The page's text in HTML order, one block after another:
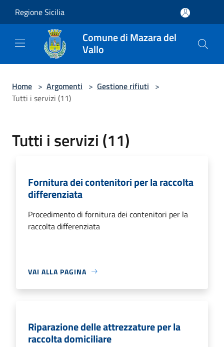
Regione Sicilia
Comune di Mazara del
Vallo
Home > Argomenti > Gestione rifiuti >
Tutti i servizi (11)
Tutti i servizi (11)
Fornitura dei contenitori per la raccolta
differenziata
Procedimento di fornitura dei contenitori per la
raccolta differenziata
VAI ALLA PAGINA
Riparazione delle attrezzature per la
raccolta domiciliare